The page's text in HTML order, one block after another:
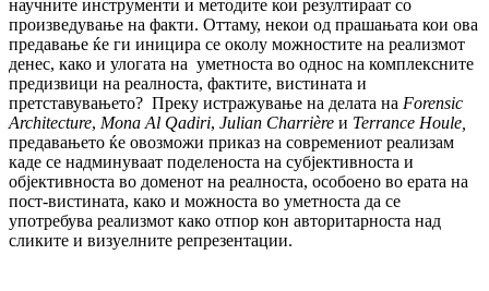
научните инструменти и методите кои резултираат со
произведување на факти. Оттаму, некои од прашањата кои ова
предавање ќе ги иницира се околу можностите на реализмот
денес, како и улогата на уметноста во однос на комплексните
предизвици на реалноста, фактите, вистината и
претставувањето? Преку истражување на делата на Forensic
Architecture, Mona Al Qadiri, Julian Charrière и Terrance Houle
предавањето ќе овозможи приказ на современиот реализам
каде се надминуваат поделеноста на субјективноста и
објективноста во доменот на реалноста, особоено во ерата на
пост-вистината, како и можноста во уметноста да се
употребува реализмот како отпор кон авторитарноста над
сликите и визуелните репрезентации.